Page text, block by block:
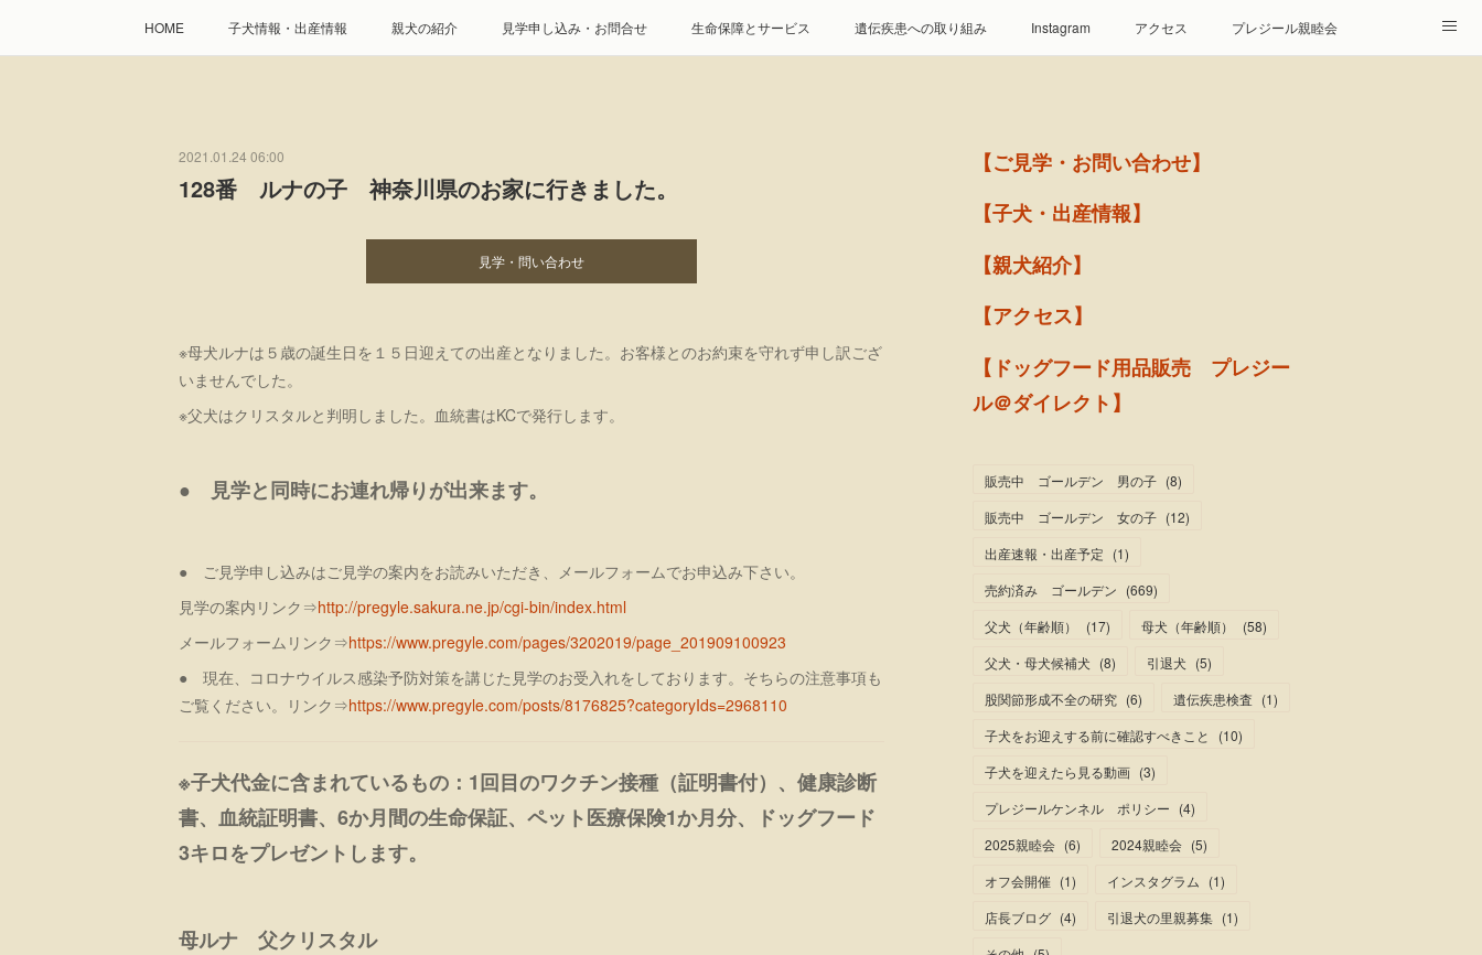
HOME 子犬情報・出産情報 親犬の紹介 見学申し込み・お問合せ 生命保障とサービス 遺伝疾患への取り組み Instagram アクセス プレジール親睦会
2021.01.24 06:00
128番 ルナの子 神奈川県のお家に行きました。
見学・問い合わせ
※母犬ルナは５歳の誕生日を１５日迎えての出産となりました。お客様とのお約束を守れず申し訳ござ
いませんでした。
※父犬はクリスタルと判明しました。血統書はKCで発行します。
● 見学と同時にお連れ帰りが出来ます。
● ご見学申し込みはご見学の案内をお読みいただき、メールフォームでお申込み下さい。
見学の案内リンク⇒http://pregyle.sakura.ne.jp/cgi-bin/index.html
メールフォームリンク⇒https://www.pregyle.com/pages/3202019/page_201909100923
● 現在、コロナウイルス感染予防対策を講じた見学のお受入れをしております。そちらの注意事項も
ご覧ください。リンク⇒https://www.pregyle.com/posts/8176825?categoryIds=2968110
※子犬代金に含まれているもの：1回目のワクチン接種（証明書付）、健康診断
書、血統証明書、6か月間の生命保証、ペット医療保険1か月分、ドッグフード
3キロをプレゼントします。
母ルナ 父クリスタル
【ご見学・お問い合わせ】
【子犬・出産情報】
【親犬紹介】
【アクセス】
【ドッグフード用品販売 プレジー
ル＠ダイレクト】
販売中 ゴールデン 男の子 (8)
販売中 ゴールデン 女の子 (12)
出産速報・出産予定 (1)
売約済み ゴールデン (669)
父犬（年齢順）
(17) 母犬（年齢順） (58)
父犬・母犬候補犬 (8) 引退犬 (5)
股関節形成不全の研究 (6) 遺伝疾患検査 (1)
子犬をお迎えする前に確認すべきこと
(10)
子犬を迎えたら見る動画 (3)
プレジールケンネル ポリシー (4)
2025親睦会 (6) 2024親睦会 (5)
オフ会開催 (1) インスタグラム (1)
店長ブログ (4) 引退犬の里親募集 (1)